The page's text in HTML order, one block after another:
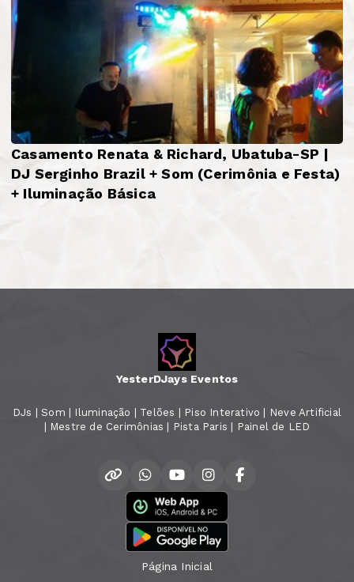
Casamento Renata & Richard, Ubatuba-SP |
DJ Serginho Brazil + Som (Cerimônia e Festa)
+ Iluminação Básica
YesterDJays Eventos
DJs | Som | Iluminação | Telões | Piso Interativo | Neve Artificial
| Mestre de Cerimônias | Pista Paris | Painel de LED
Página Inicial